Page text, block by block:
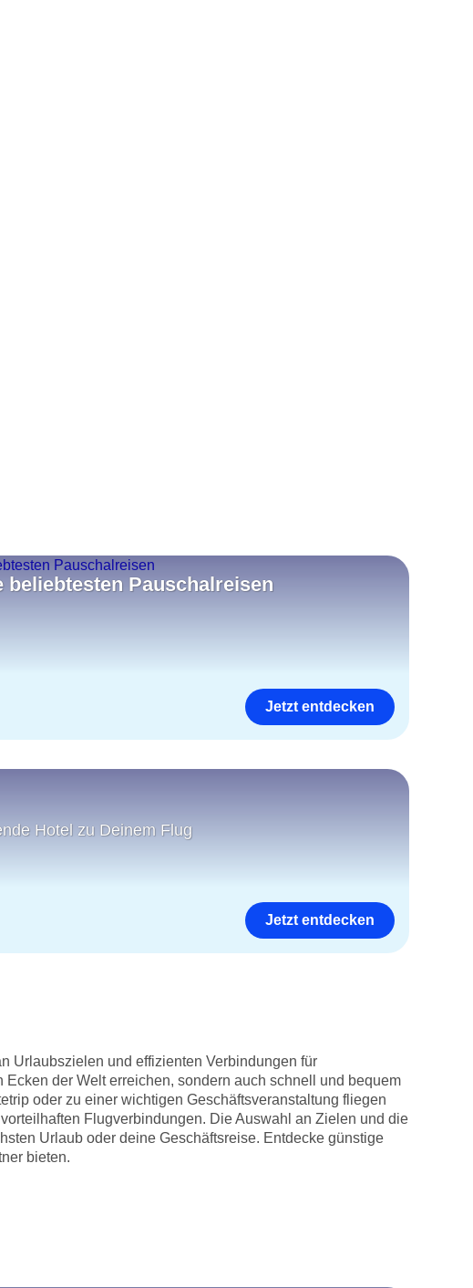
beliebtesten Pauschalreisen
Jetzt entdecken
Hotel zu Deinem Flug
Jetzt entdecken
Urlaubszielen und effizienten Verbindungen für
der Welt erreichen, sondern auch schnell und bequem
oder zu einer wichtigen Geschäftsveranstaltung fliegen
Flugverbindungen. Die Auswahl an Zielen und die
Urlaub oder deine Geschäftsreise. Entdecke günstige
bieten.